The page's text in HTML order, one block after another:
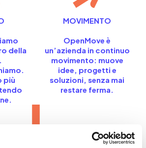
della
più
MOVIMENTO
OpenMove è
un’azienda in continuo
movimento: muove
idee, progetti e
soluzioni, senza mai
restare ferma.